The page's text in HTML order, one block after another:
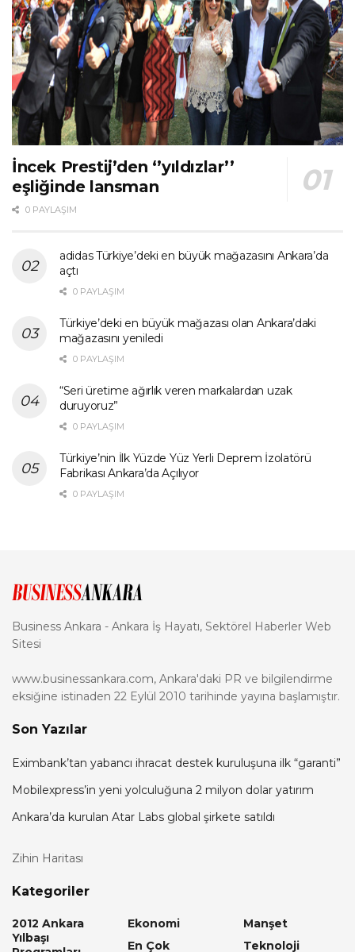
İncek Prestij’den ‘’yıldızlar’’
eşliğinde lansman
0 PAYLAŞIM
adidas Türkiye’deki en büyük mağazasını Ankara’da
açtı
0 PAYLAŞIM
Türkiye’deki en büyük mağazası olan Ankara’daki
mağazasını yeniledi
0 PAYLAŞIM
“Seri üretime ağırlık veren markalardan uzak
duruyoruz”
0 PAYLAŞIM
Türkiye’nin İlk Yüzde Yüz Yerli Deprem İzolatörü
Fabrikası Ankara’da Açılıyor
0 PAYLAŞIM
Business Ankara - Ankara İş Hayatı, Sektörel Haberler Web
Sitesi
www.businessankara.com, Ankara'daki PR ve bilgilendirme
eksiğine istinaden 22 Eylül 2010 tarihinde yayına başlamıştır.
Son Yazılar
Eximbank’tan yabancı ihracat destek kuruluşuna ilk “garanti”
Mobilexpress’in yeni yolculuğuna 2 milyon dolar yatırım
Ankara’da kurulan Atar Labs global şirkete satıldı
Zihin Haritası
Kategoriler
2012 Ankara
Yılbaşı
Ekonomi
En Çok
Manşet
Teknoloji